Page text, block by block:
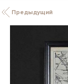
Предыдущий